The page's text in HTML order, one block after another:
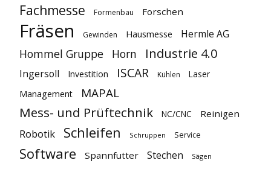
Fachmesse Formenbau Forschen
Fräsen Gewinden Hausmesse Hermle AG
Hommel Gruppe Horn Industrie 4.0
Ingersoll Investition ISCAR Kühlen
Laser
Management
MAPAL
Mess- und Prüftechnik NC/CNC Reinigen
Robotik Schleifen Schruppen Service
Software Spannfutter Stechen Sägen